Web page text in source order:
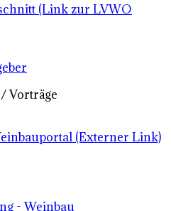
(Link zur LVWO
Vorträge
(Externer Link)
- Weinbau